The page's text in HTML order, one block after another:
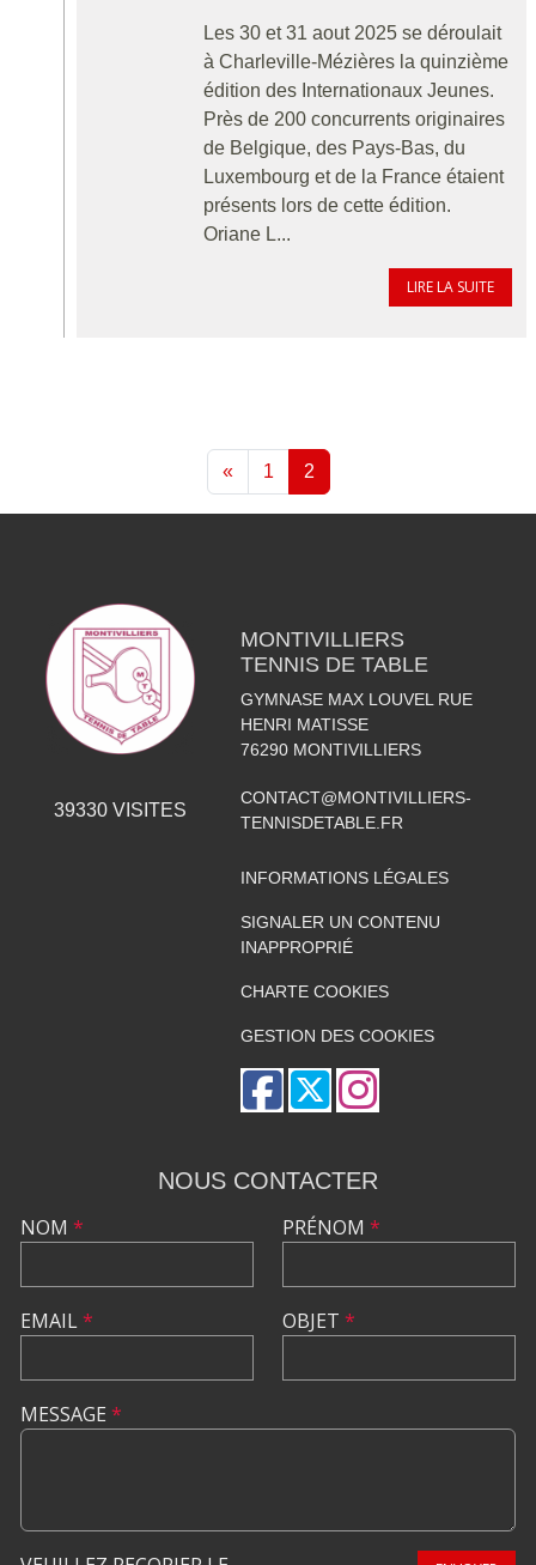
Les 30 et 31 aout 2025 se déroulait
à Charleville-Mézières la quinzième
édition des Internationaux Jeunes.
Près de 200 concurrents originaires
de Belgique, des Pays-Bas, du
Luxembourg et de la France étaient
présents lors de cette édition.
Oriane L...
LIRE LA SUITE
« 1 2
39330VISITES
MONTIVILLIERS
TENNIS DE TABLE
GYMNASE MAX LOUVEL RUE
HENRI MATISSE
76290 MONTIVILLIERS
CONTACT@MONTIVILLIERS-
TENNISDETABLE.FR
INFORMATIONS LÉGALES
SIGNALER UN CONTENU
INAPPROPRIÉ
CHARTE COOKIES
GESTION DES COOKIES
NOUS CONTACTER
NOM *
EMAIL*
PRÉNOM *
OBJET *
MESSAGE *